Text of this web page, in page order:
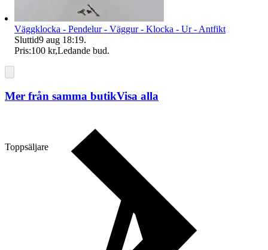
Toppsäljare
Väggklocka - Pendelur - Väggur - Klocka - Ur - Antfikt
Sluttid9 aug 18:19.
Pris:100 kr,Ledande bud.
Mer från samma butikVisa alla